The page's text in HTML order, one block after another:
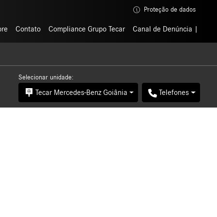
Proteção de dados
Contato Compliance Grupo Tecar Canal de Denúncia
Selecionar unidade:
Tecar Mercedes-Benz Goiânia Telefones
Proteção de dados
Contato Compliance Grupo Tecar Canal de Denúncia